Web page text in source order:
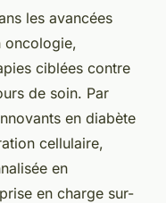
les avancées
oncologie,
ciblées contre
de soin. Par
en diabète
cellulaire,
en
en charge sur-